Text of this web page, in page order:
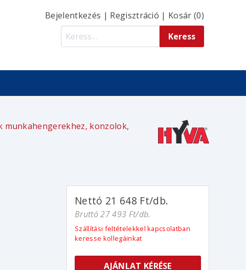
Bejelentkezés | Regisztráció | Kosár (0)
munkahengerekhez, konzolok,
Nettó 21 648 Ft/db.
Bruttó 27 493 Ft/db.
Szállítási feltételekkel kapcsolatban
keresse kollegáinkat
AJÁNLAT KÉRÉSE